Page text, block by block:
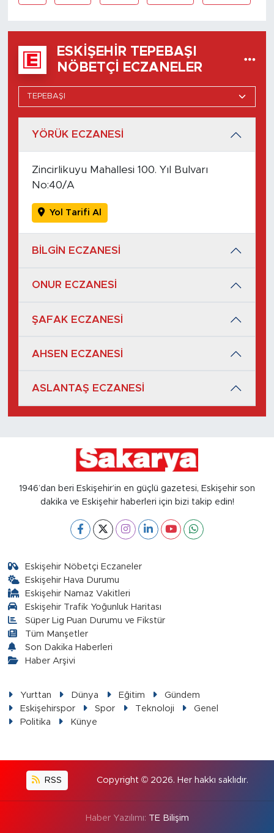
ESKIŞEHIR TEPEBAŞI
NÖBETÇI ECZANELER
YÖRÜK ECZANESİ
Zincirlikuyu Mahallesi 100. Yıl Bulvarı
No:40/A
Yol Tarifi Al
BİLGİN ECZANESİ
ONUR ECZANESİ
ŞAFAK ECZANESİ
AHSEN ECZANESİ
ASLANTAŞ ECZANESİ
1946’dan beri Eskişehir’in en güçlü gazetesi, Eskişehir son
dakika ve Eskişehir haberleri için bizi takip edin!
Eskişehir Nöbetçi Eczaneler
Eskişehir Hava Durumu
Eskişehir Namaz Vakitleri
Eskişehir Trafik Yoğunluk Haritası
Süper Lig Puan Durumu ve Fikstür
Tüm Manşetler
Son Dakika Haberleri
Haber Arşivi
Yurttan Dünya Eğitim
Gündem
Eskişehirspor
Spor Teknoloji
Genel
Politika
Künye
RSS Copyright © 2026. Her hakkı saklıdır.
Haber Yazılımı: TE Bilişim